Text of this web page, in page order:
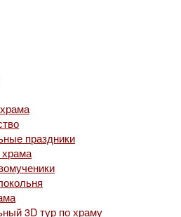
праздники
3D тур по храму